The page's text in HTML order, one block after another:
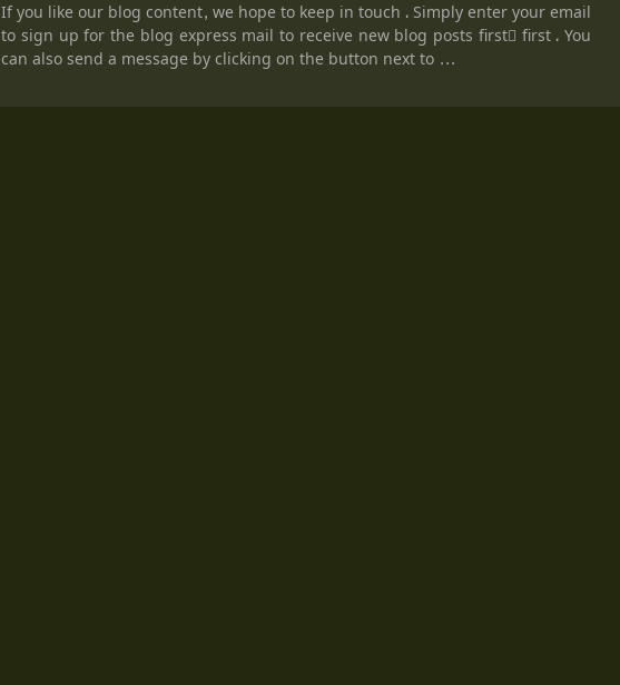
If you like our blog content, we hope to keep in touch ، Simply enter your email
to sign up for the blog express mail to receive new blog posts firstً first ، You
can also send a message by clicking on the button next to ...